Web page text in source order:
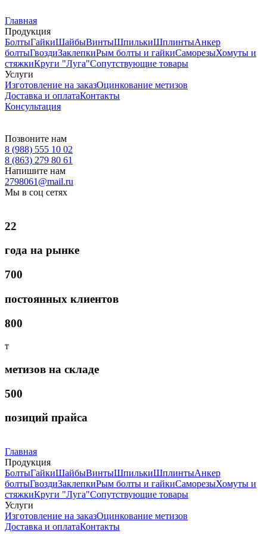
Главная
Продукция
БолтыГайкиШайбыВинтыШпилькиШплинтыАнкер
болтыГвоздиЗаклепкиРым болты и гайкиСаморезыХомуты и
стяжкиКруги "Луга"Сопутствующие товары
Услуги
Изготовление на заказОцинкование метизов
Доставка и оплатаКонтакты
Консультация
Позвоните нам
8 (988) 555 10 02
8 (863) 279 80 61
Напишите нам
2798061@mail.ru
Мы в соц сетях
22
года на рынке
700
постоянных клиентов
800
т
метизов на складе
500
позиций прайса
Главная
Продукция
БолтыГайкиШайбыВинтыШпилькиШплинтыАнкер
болтыГвоздиЗаклепкиРым болты и гайкиСаморезыХомуты и
стяжкиКруги "Луга"Сопутствующие товары
Услуги
Изготовление на заказОцинкование метизов
Доставка и оплатаКонтакты